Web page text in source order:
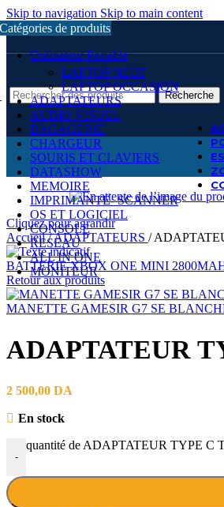
Skip to navigation Skip to main content
Recherche
Catégories de produits
Ordinateur Portable
LAPTOP NEUF
LAPTOP OCCASION
ADAPTATEURS
AUDIO VISUEL
BAGAGERIE
CHARGEUR
SOURIS ET CLAVIERS
DATASHOW
MEMOIRE
IMPRIMANTE- SCANNER
OS ET LOGICIEL
CONSOLE
RESEAU
ALL IN ONE
MONITEUR
Cliquez pour agrandir
Accueil/ADAPTATEURS /
BATTERIE XBOX ONE MINI
Retour aux produits
MANETTE GAMESIR G7 SE
ADAPTATEUR
2 500,00 DA
En stock
-
quantité de ADAPTATEUR TYPE